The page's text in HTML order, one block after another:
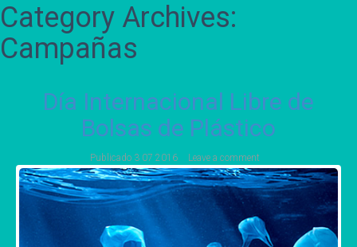
Category Archives:
Campañas
Día Internacional Libre de
Bolsas de Plástico
Publicado 3 07 2016 Leave a comment